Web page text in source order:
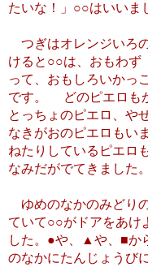
たいな！」○○はいいま
つぎはオレンジいろ
けると○○は、おもわず
って、おもしろいかっ
です。 どのピエロも
とっちょのピエロ、や
なきがおのピエロもい
ねたりしているピエロ
なみだがでてきました。
ゆめのなかのみどり
ていて○○がドアをあけ
した。●や、▲や、■か
のなかにたんじょうび